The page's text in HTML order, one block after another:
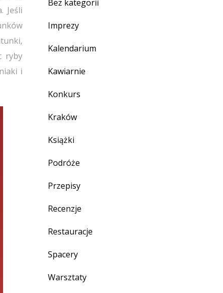
Jeśli
ryby
i
Bez kategorii
Imprezy
Kalendarium
Kawiarnie
Konkurs
Kraków
Książki
Podróże
Przepisy
Recenzje
Restauracje
Spacery
Warsztaty